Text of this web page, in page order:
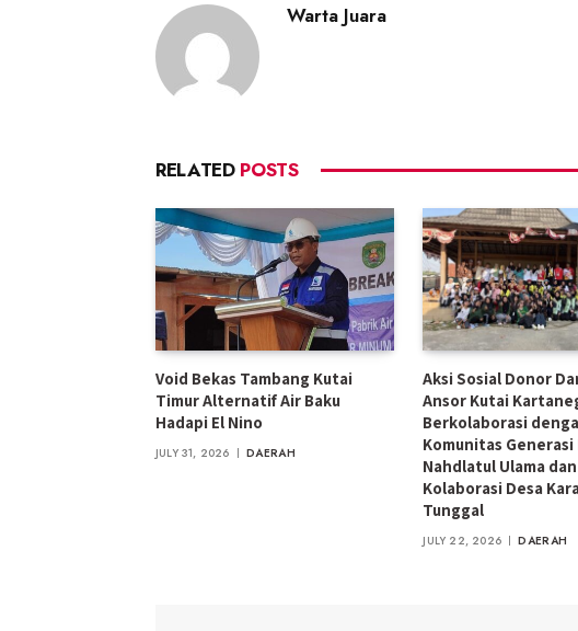
Warta Juara
RELATED POSTS
Void Bekas Tambang Kutai
Timur Alternatif Air Baku
Hadapi El Nino
JULY 31, 2026 DAERAH
Aksi Sosial Donor
Ansor Kutai
Berkolaborasi
Komunitas Generasi
Nahdlatul Ulama dan
Kolaborasi Desa
Tunggal
JULY 22, 2026 DAERAH